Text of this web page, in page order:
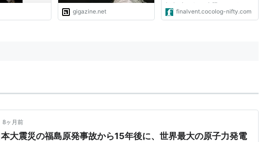
gigazine.net
極東ブログ」（参照）というエン
トリも書いたことがあるので、そ
finalvent.cocolog-nifty.com
8ヶ月前
大震災の福島原発事故から15年後に、世界最大の原子力発電